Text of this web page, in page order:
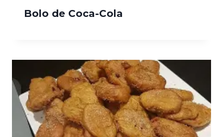
Bolo de Coca-Cola